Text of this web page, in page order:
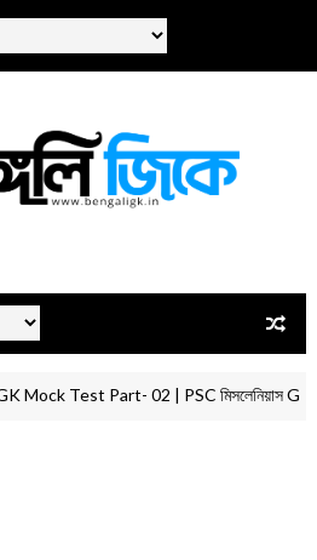
Part- 02 | PSC মিসলেনিয়াস GK মকটেস্ট